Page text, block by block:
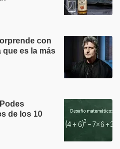
con
es la más
de los 10